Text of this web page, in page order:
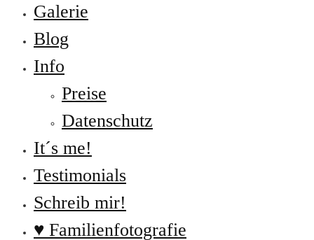
Galerie
Blog
Info
Preise
Datenschutz
It´s me!
Testimonials
Schreib mir!
♥ Familienfotografie